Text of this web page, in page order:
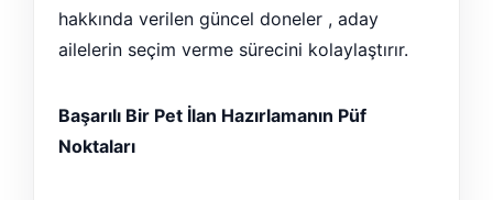
hakkında verilen güncel doneler , aday
ailelerin seçim verme sürecini kolaylaştırır.
Başarılı Bir Pet İlan Hazırlamanın Püf
Noktaları